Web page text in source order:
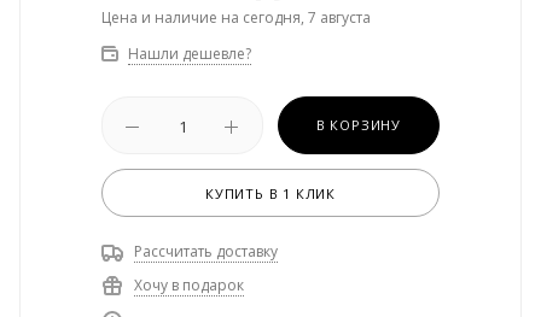
Цена и наличие на сегодня, 7 августа
Нашли дешевле?
В КОРЗИНУ
КУПИТЬ В 1 КЛИК
Рассчитать доставку
Хочу в подарок